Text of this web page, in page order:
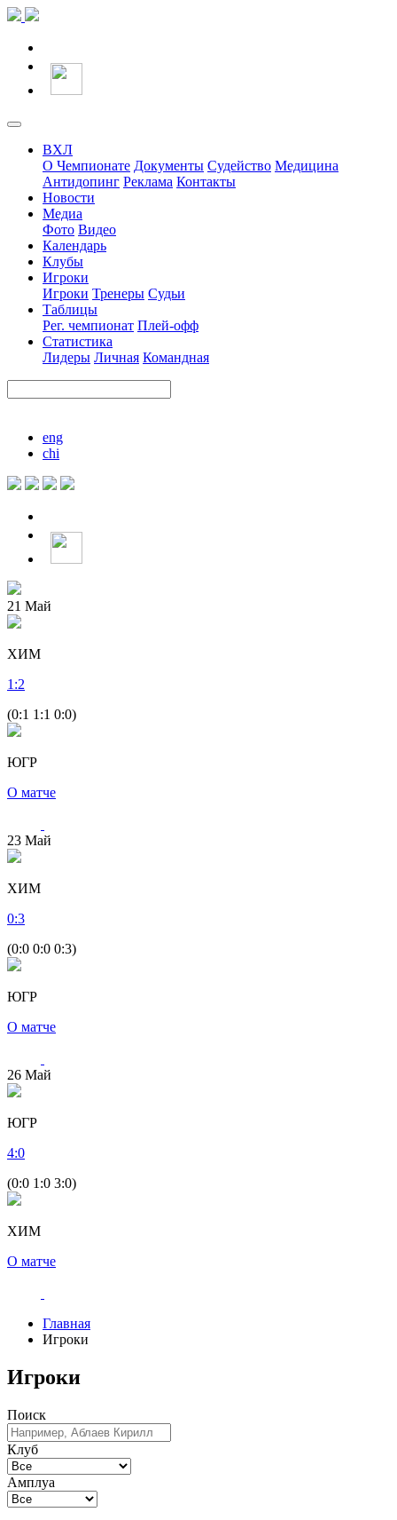
ВХЛ
О Чемпионате Документы Судейство Медицина
Антидопинг Реклама Контакты
Новости
Медиа
Фото Видео
Календарь
Клубы
Игроки
Игроки Тренеры Судьи
Таблицы
Рег. чемпионат Плей-офф
Статистика
Лидеры Личная Командная
eng
chi
21 Май
ХИМ
1 :2
(0:1 1:1 0:0)
ЮГР
О матче
23 Май
ХИМ
0:3
(0:0 0:0 0:3)
ЮГР
О матче
26 Май
ЮГР
4:0
(0:0 1:0 3:0)
ХИМ
О матче
Главная
Игроки
Игроки
Поиск
Клуб
Амплуа